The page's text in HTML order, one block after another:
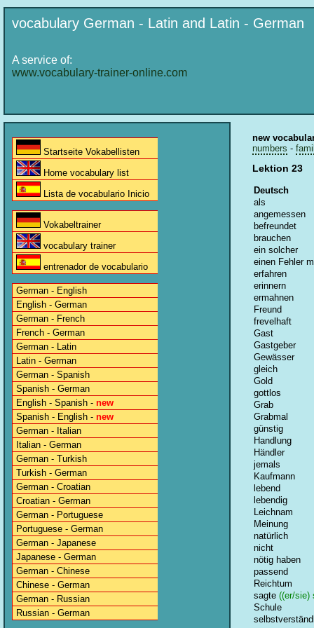
vocabulary German - Latin and Latin - German
A service of:
www.vocabulary-trainer-online.com
Startseite Vokabellisten
Home vocabulary list
Lista de vocabulario Inicio
Vokabeltrainer
vocabulary trainer
entrenador de vocabulario
German - English
English - German
German - French
French - German
German - Latin
Latin - German
German - Spanish
Spanish - German
English - Spanish - new
Spanish - English - new
German - Italian
Italian - German
German - Turkish
Turkish - German
German - Croatian
Croatian - German
German - Portuguese
Portuguese - German
German - Japanese
Japanese - German
German - Chinese
Chinese - German
German - Russian
Russian - German
new
numbers -
Lektion 23
Deutsch
als
angemessen
befreundet
brauchen
ein solcher
einen Fehler
erfahren
erinnern
ermahnen
Freund
frevelhaft
Gast
Gastgeber
Gewässer
gleich
Gold
gottlos
Grab
Grabmal
günstig
Handlung
Händler
jemals
Kaufmann
lebend
lebendig
Leichnam
Meinung
natürlich
nicht
nötig haben
passend
Reichtum
sagte ((er/sie)
Schule